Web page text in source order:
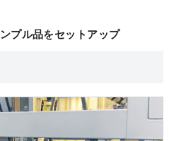
プル品をセットアップ